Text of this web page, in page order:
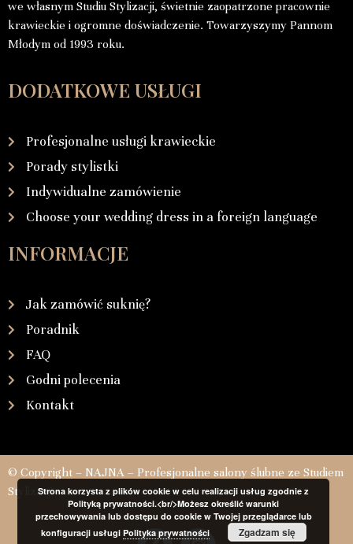
we własnym Studiu Stylizacji, świetnie zaopatrzone pracownie
krawieckie i ogromne doświadczenie. Towarzyszymy Pannom
Młodym od 1993 roku.
DODATKOWE USŁUGI
Profesjonalne usługi krawieckie
Porady stylistki
Indywidualne zamówienie
Choose your wedding dress in a foreign language
INFORMACJE
Jak zamówić suknię?
Poradnik
FAQ
Godni polecenia
Kontakt
© Copyright – NAJNA – Profesjonalne salony ślubne ze Studiem
StylizacjiStrona korzysta z plików cookie w celu realizacji usług zgodnie z
Polityką prywatności.<br/>Możesz określić warunki
przechowywania lub dostępu do cookie w Twojej przeglądarce lub
konfiguracji usługi Polityka prywatności Zgadzam się